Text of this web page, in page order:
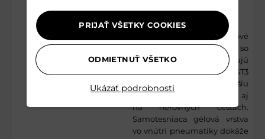
11-palcové samoopravné
pneumatiky
11-palcové bezdušové
samoopravné pneumatiky so
šírkou 80 mm poskytujú
používateľom modelu GT3
Pro plynulejšiu a stabilnejšiu
jazdu v mestských uliciach aj
na nerovných cestách.
Samotesniaca gélová vrstva
vo vnútri pneumatiky dokáže
Ukázať podrobnosti
PRIJAŤ VŠETKY COOKIES
ODMIETNUŤ VŠETKO